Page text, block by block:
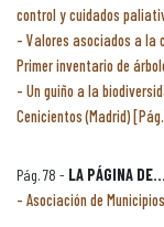
control y cuidados
Valores asociados a la
Primer inventario de
Un guiño a la
Cenicientos (Madrid)
Pág. 78 - LA PÁGINA DE...
Asociación de